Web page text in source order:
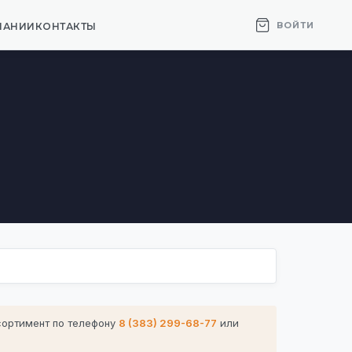
КОНТАКТЫ ВОЙТИ
по телефону 8 (383) 299-68-77 или